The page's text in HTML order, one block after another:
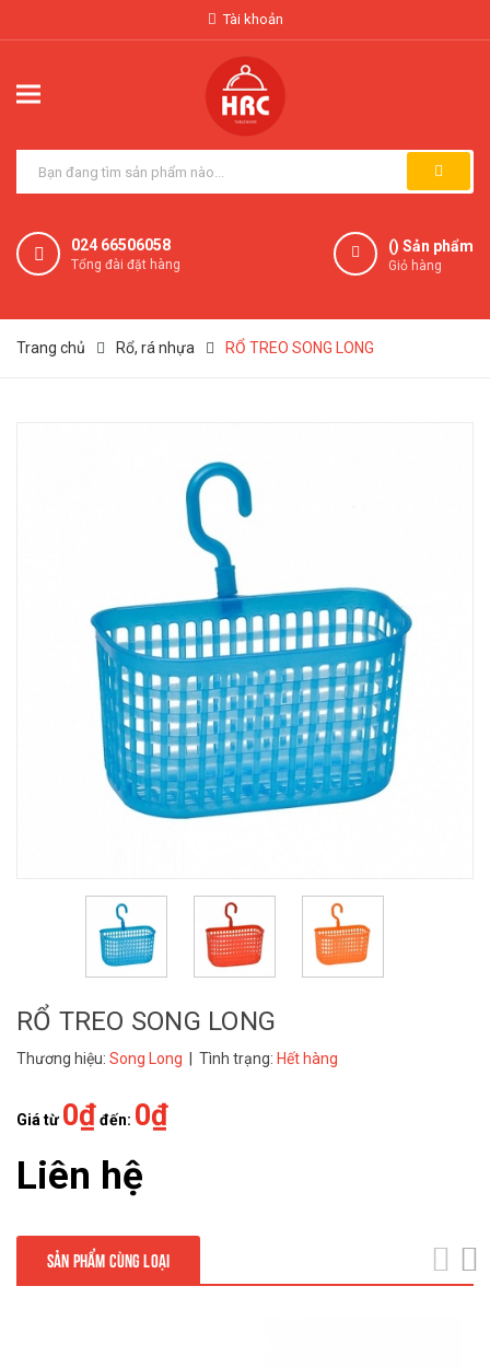
Tài khoản
024 66506058
Tổng đài đặt hàng
() Sản phẩm
Giỏ hàng
Trang chủ Rổ, rá nhựa RỔ TREO SONG LONG
RỔ TREO SONG LONG
Thương hiệu: Song Long | Tình trạng: Hết hàng
Giá từ 0₫đến: 0₫
Liên hệ
SẢN PHẨM CÙNG LOẠI